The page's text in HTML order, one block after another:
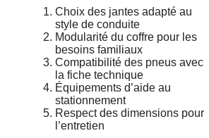
Choix des jantes adapté au
style de conduite
Modularité du coffre pour les
besoins familiaux
Compatibilité des pneus avec
la fiche technique
Équipements d’aide au
stationnement
Respect des dimensions pour
l’entretien